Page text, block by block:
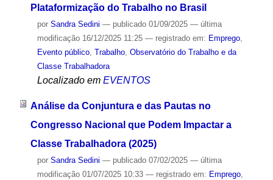
Plataformização do Trabalho no Brasil
por Sandra Sedini — publicado01/09/2025 — última
modificação16/12/2025 11:25 — registrado em: Emprego,
Evento público, Trabalho, Observatório do Trabalho e da
Classe Trabalhadora
Localizado em EVENTOS
Análise da Conjuntura e das Pautas no
Congresso Nacional que Podem Impactar a
Classe Trabalhadora (2025)
por Sandra Sedini — publicado07/02/2025 — última
modificação01/07/2025 10:33 — registrado em: Emprego,